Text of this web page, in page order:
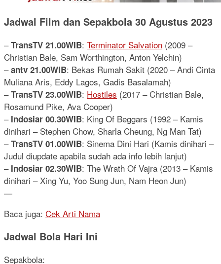
Jadwal Film dan Sepakbola 30 Agustus 2023
–TransTV 21.00WIB: Terminator Salvation (2009 –
Christian Bale, Sam Worthington, Anton Yelchin)
–antv 21.00WIB: Bekas Rumah Sakit (2020 – Andi Cinta
Muliana Aris, Eddy Lagos, Gadis Basalamah)
–TransTV 23.00WIB: Hostiles (2017 – Christian Bale,
Rosamund Pike, Ava Cooper)
– Indosiar 00.30WIB: King Of Beggars (1992 – Kamis
dinihari – Stephen Chow, Sharla Cheung, Ng Man Tat)
–TransTV 01.00WIB: Sinema Dini Hari (Kamis dinihari –
Judul diupdate apabila sudah ada info lebih lanjut)
– Indosiar 02.30WIB: The Wrath Of Vajra (2013 – Kamis
dinihari – Xing Yu, Yoo Sung Jun, Nam Heon Jun)
—
Baca juga: Cek Arti Nama
Jadwal Bola Hari Ini
Sepakbola: